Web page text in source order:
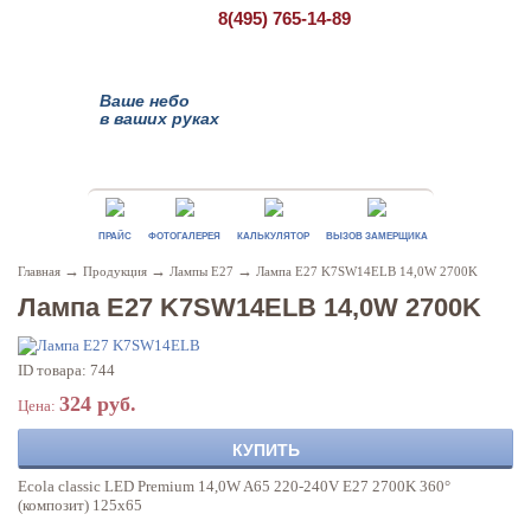
8(495) 765-14-89
Ваше небо
в ваших руках
ПРАЙС ФОТОГАЛЕРЕЯ КАЛЬКУЛЯТОР ВЫЗОВ ЗАМЕРЩИКА
Главная → Продукция → Лампы Е27 → Лампа Е27 K7SW14ELB 14,0W 2700K
Лампа Е27 K7SW14ELB 14,0W 2700K
ID товара: 744
Цена: 324 руб.
КУПИТЬ
Ecola classic LED Premium 14,0W A65 220-240V E27 2700K 360°
(композит) 125x65